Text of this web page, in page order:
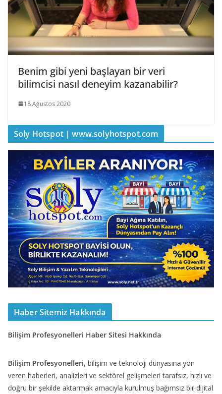
Benim gibi yeni başlayan bir veri
bilimcisi nasıl deneyim kazanabilir?
18 Ağustos 2020
Soly Hotspot | www.solyhotspot.com
Haber Sitemiz Hakkında
Bilişim Profesyonelleri Haber Sitesi Hakkında
Bilişim Profesyonelleri, bilişim ve teknoloji dünyasına yön
veren haberleri, analizleri ve sektörel gelişmeleri tarafsız, hızlı ve
doğru bir şekilde aktarmak amacıyla kurulmuş bağımsız bir dijital